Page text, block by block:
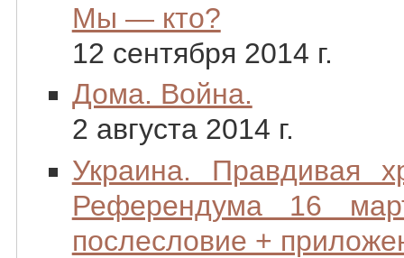
Мы — кто?
12 сентября 2014 г.
Дома. Война.
2 августа 2014 г.
Украина. Правдивая
Референдума 16
послесловие +